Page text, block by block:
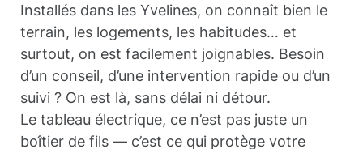
Installés dans les Yvelines, on connaît bien le
terrain, les logements, les habitudes… et
surtout, on est facilement joignables. Besoin
d’un conseil, d’une intervention rapide ou d’un
suivi ? On est là, sans délai ni détour.
Le tableau électrique, ce n’est pas juste un
boîtier de fils — c’est ce qui protège votre